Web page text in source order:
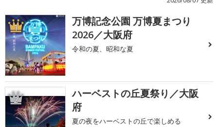
1
万博記念公園 万博夏まつり
2026／大阪府
令和の夏、昭和な夏
2
ハーベストの丘夏祭り／大阪
府
夏の夜をハーベストの丘で楽しめる